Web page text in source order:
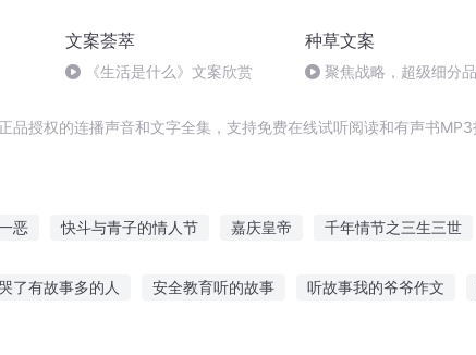
文案荟萃
《生活是什么》文案欣赏
种草文案
聚焦战略，超级细分
授权的连播声音和文字全集，支持免费在线试听阅读和有声书MP3
恶 快斗与青子的情人节 嘉庆皇帝 千年情节之三生三世
了有故事多的人 安全教育听的故事 听故事我的爷爷作文